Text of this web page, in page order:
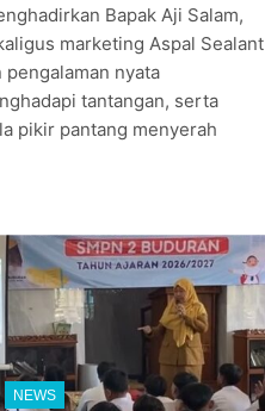
Bapak Aji Salam,
marketing Aspal Sealant
nyata
tantangan, serta
pikir pantang menyerah
NEWS